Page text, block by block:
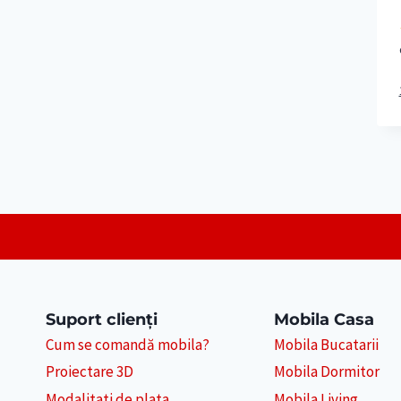
Suport clienți
Cum se comandă mobila?
Proiectare 3D
Mobila Casa
Mobila Bucatarii
Mobila Dormitor